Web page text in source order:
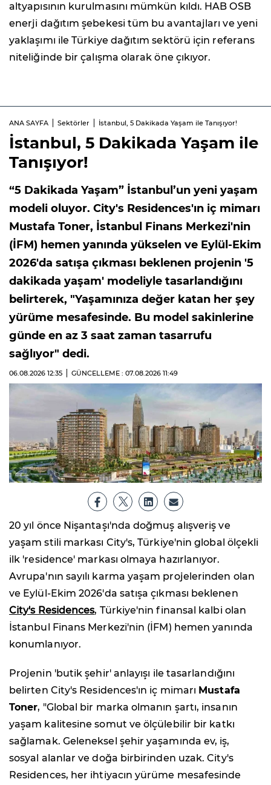
altyapısının kurulmasını mümkün kıldı. HAB OSB
enerji dağıtım şebekesi tüm bu avantajları ve yeni
yaklaşımı ile Türkiye dağıtım sektörü için referans
niteliğinde bir çalışma olarak öne çıkıyor.
ANA SAYFA Sektörler İstanbul, 5 Dakikada Yaşam ile Tanışıyor!
İstanbul, 5 Dakikada Yaşam ile
Tanışıyor!
“5 Dakikada Yaşam” İstanbul’un yeni yaşam
modeli oluyor. City's Residences'ın iç mimarı
Mustafa Toner, İstanbul Finans Merkezi'nin
(İFM) hemen yanında yükselen ve Eylül-Ekim
2026'da satışa çıkması beklenen projenin '5
dakikada yaşam' modeliyle tasarlandığını
belirterek, "Yaşamınıza değer katan her şey
yürüme mesafesinde. Bu model sakinlerine
günde en az 3 saat zaman tasarrufu
sağlıyor" dedi.
06.08.2026 12:35 GÜNCELLEME : 07.08.2026 11:49
20 yıl önce Nişantaşı'nda doğmuş alışveriş ve
yaşam stili markası City's, Türkiye'nin global ölçekli
ilk 'residence' markası olmaya hazırlanıyor.
Avrupa'nın sayılı karma yaşam projelerinden olan
ve Eylül-Ekim 2026'da satışa çıkması beklenen
City's Residences, Türkiye'nin finansal kalbi olan
İstanbul Finans Merkezi'nin (İFM) hemen yanında
konumlanıyor.
Projenin 'butik şehir' anlayışı ile tasarlandığını
belirten City's Residences'ın iç mimarı Mustafa
Toner, "Global bir marka olmanın şartı, insanın
yaşam kalitesine somut ve ölçülebilir bir katkı
sağlamak. Geleneksel şehir yaşamında ev, iş,
sosyal alanlar ve doğa birbirinden uzak. City's
Residences, her ihtiyacın yürüme mesafesinde